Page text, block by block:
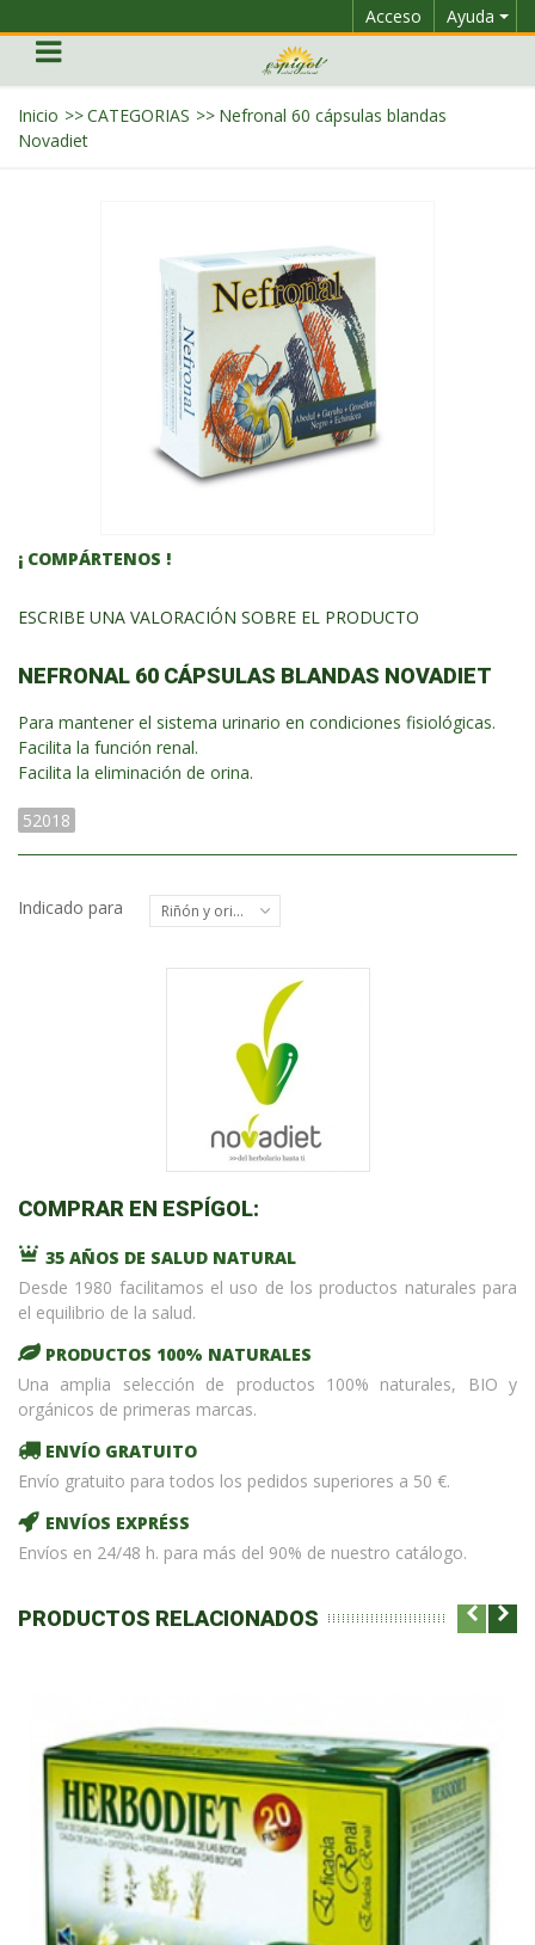
Ayuda
Acceso
Inicio >>CATEGORIAS >> Nefronal 60 cápsulas blandas
Novadiet
¡ COMPÁRTENOS !
ESCRIBE UNA VALORACIÓN SOBRE EL PRODUCTO
NEFRONAL 60 CÁPSULAS BLANDAS NOVADIET
Para mantener el sistema urinario en condiciones fisiológicas.
Facilita la función renal.
Facilita la eliminación de orina.
52018
Indicado para Riñón y orina
COMPRAR EN ESPÍGOL:
35 AÑOS DE SALUD NATURAL
Desde 1980 facilitamos el uso de los productos naturales para
el equilibrio de la salud.
PRODUCTOS 100% NATURALES
Una amplia selección de productos 100% naturales, BIO y
orgánicos de primeras marcas.
ENVÍO GRATUITO
Envío gratuito para todos los pedidos superiores a 50 €.
ENVÍOS EXPRÉSS
Envíos en 24/48 h. para más del 90% de nuestro catálogo.
PRODUCTOS RELACIONADOS